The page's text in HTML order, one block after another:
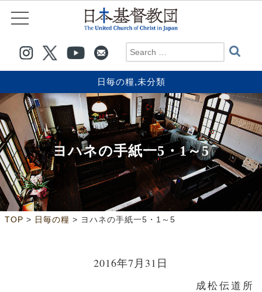
日毎の糧,未分類
ヨハネの手紙一5・1～5
TOP > 日毎の糧 > ヨハネの手紙一5・1～5
2016年7月31日
成松伝道所